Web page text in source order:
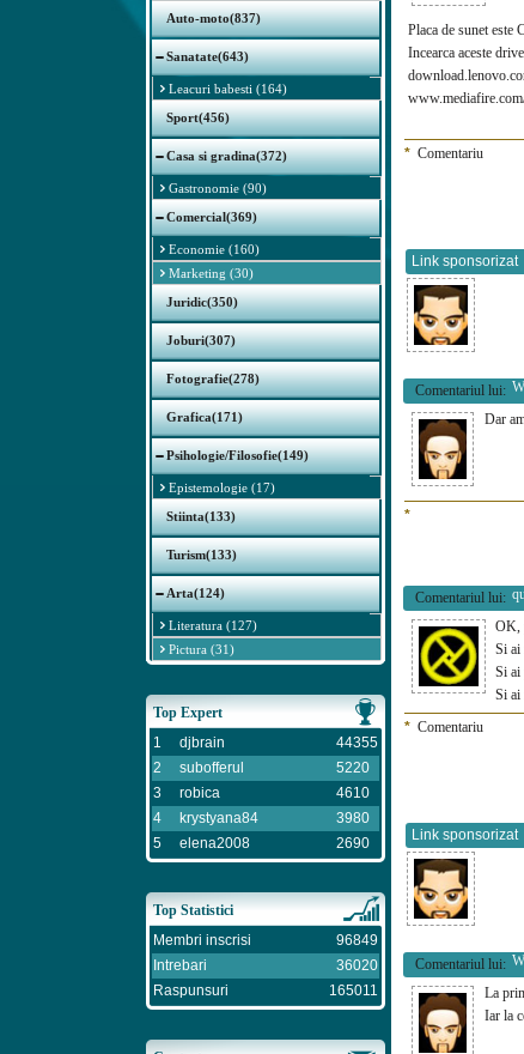
Auto-moto(837)
Sanatate(643)
Leacuri babesti (164)
Sport(456)
Casa si gradina(372)
Gastronomie (90)
Comercial(369)
Economie (160)
Marketing (30)
Juridic(350)
Joburi(307)
Fotografie(278)
Grafica(171)
Psihologie/Filosofie(149)
Epistemologie (17)
Stiinta(133)
Turism(133)
Arta(124)
Literatura (127)
Pictura (31)
Top Expert
1
djbrain
44355
2
subofferul
5220
3
robica
4610
4
krystyana84
3980
5
elena2008 2690
Top Statistici
Membri inscrisi
96849
Intrebari
36020
Raspunsuri
165011
Placa de sunet este
Incearca aceste
* Comentariu
Link sponsorizat
Comentariul lui:
Dar
*
Comentariul lui:
OK,
Si ai
Si ai
Si ai
* Comentariu
Link sponsorizat
Comentariul lui:
La
Iar la